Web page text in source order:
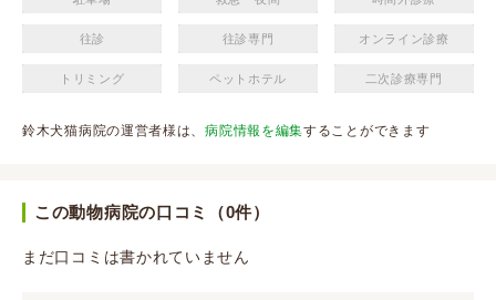
往診 往診専門 オンライン診療
トリミング ペットホテル 二次診療専門
鈴木犬猫病院の運営者様は、病院情報を編集することができます
この動物病院の口コミ（0件）
まだ口コミは書かれていません